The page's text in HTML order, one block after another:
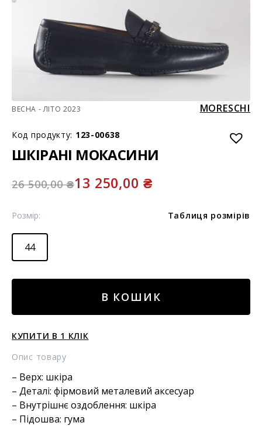
ВЕСНА - ЛІТО 2023 MORESCHI
Код продукту: 123-00638
ШКІРАНІ МОКАСИНИ
26 500,00₴13 250,00 ₴
Розмір: Таблиця розмірів
44
кількість
В КОШИК
КУПИТИ В 1 КЛІК
Опис товару
– Верх: шкіра
– Деталі: фірмовий металевий аксесуар
– Внутрішнє оздоблення: шкіра
– Підошва: гума